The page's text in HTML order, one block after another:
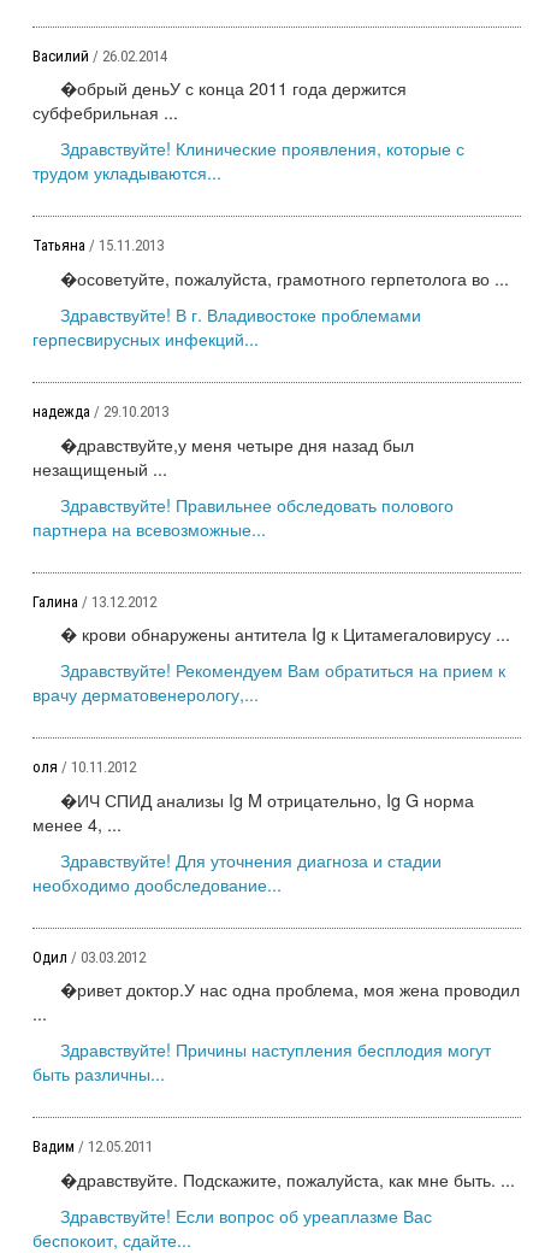
Василий / 26.02.2014
�обрый деньУ с конца 2011 года держится
субфебрильная ...
Здравствуйте! Клинические проявления, которые с
трудом укладываются...
Татьяна / 15.11.2013
�осоветуйте, пожалуйста, грамотного герпетолога во ...
Здравствуйте! В г. Владивостоке проблемами
герпесвирусных инфекций...
надежда / 29.10.2013
�дравствуйте,у меня четыре дня назад был
незащищеный ...
Здравствуйте! Правильнее обследовать полового
партнера на всевозможные...
Галина / 13.12.2012
� крови обнаружены антитела Ig к Цитамегаловирусу ...
Здравствуйте! Рекомендуем Вам обратиться на прием к
врачу дерматовенерологу,...
оля / 10.11.2012
�ИЧ СПИД анализы Ig M отрицательно, Ig G норма
менее 4, ...
Здравствуйте! Для уточнения диагноза и стадии
необходимо дообследование...
Одил / 03.03.2012
�ривет доктор.У нас одна проблема, моя жена проводил
...
Здравствуйте! Причины наступления бесплодия могут
быть различны...
Вадим / 12.05.2011
�дравствуйте. Подскажите, пожалуйста, как мне быть. ...
Здравствуйте! Если вопрос об уреаплазме Вас
беспокоит, сдайте...